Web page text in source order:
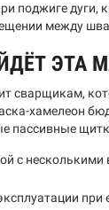
поджиге дуги,
между
ЭТА
сварщикам,
хамелеон
пассивные
с
при